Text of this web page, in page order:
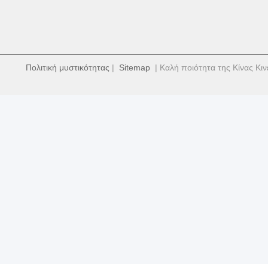
Πολιτική μυστικότητας | Sitemap | Καλή ποιότητα της Κίνας